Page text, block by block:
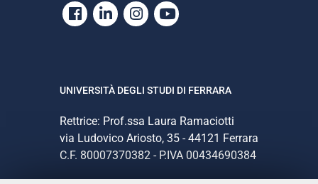
Facebook
LinkedinInstagram
Youtube
UNIVERSITÀ DEGLI STUDI DI FERRARA
Rettrice: Prof.ssa Laura Ramaciotti
via Ludovico Ariosto, 35 - 44121 Ferrara
C.F. 80007370382 - P.IVA 00434690384